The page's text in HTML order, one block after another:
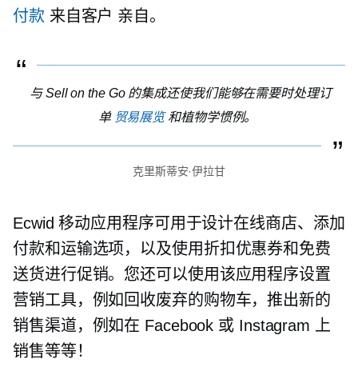
付款 来自客户 亲自。
与 Sell on the Go 的集成还使我们能够在需要时处理订
单 贸易展览和植物学惯例。
克里斯蒂安·伊拉甘
Ecwid 移动应用程序可用于设计在线商店、添加
付款和运输选项，以及使用折扣优惠券和免费
送货进行促销。您还可以使用该应用程序设置
营销工具，例如回收废弃的购物车，推出新的
销售渠道，例如在 Facebook 或 Instagram 上
销售等等！